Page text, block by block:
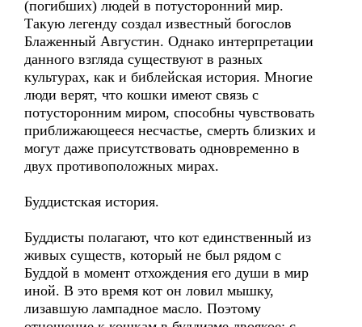
(погибших) людей в потусторонний мир.
Такую легенду создал известный богослов
Блаженный Августин. Однако интерпретации
данного взгляда существуют в разных
культурах, как и библейская история. Многие
люди верят, что кошки имеют связь с
потусторонним миром, способны чувствовать
приближающееся несчастье, смерть близких и
могут даже присутствовать одновременно в
двух противоположных мирах.
Буддистская история.
Буддисты полагают, что кот единственный из
живых существ, который не был рядом с
Буддой в момент отхождения его души в мир
иной. В это время кот он ловил мышку,
лизавшую лампадное масло. Поэтому